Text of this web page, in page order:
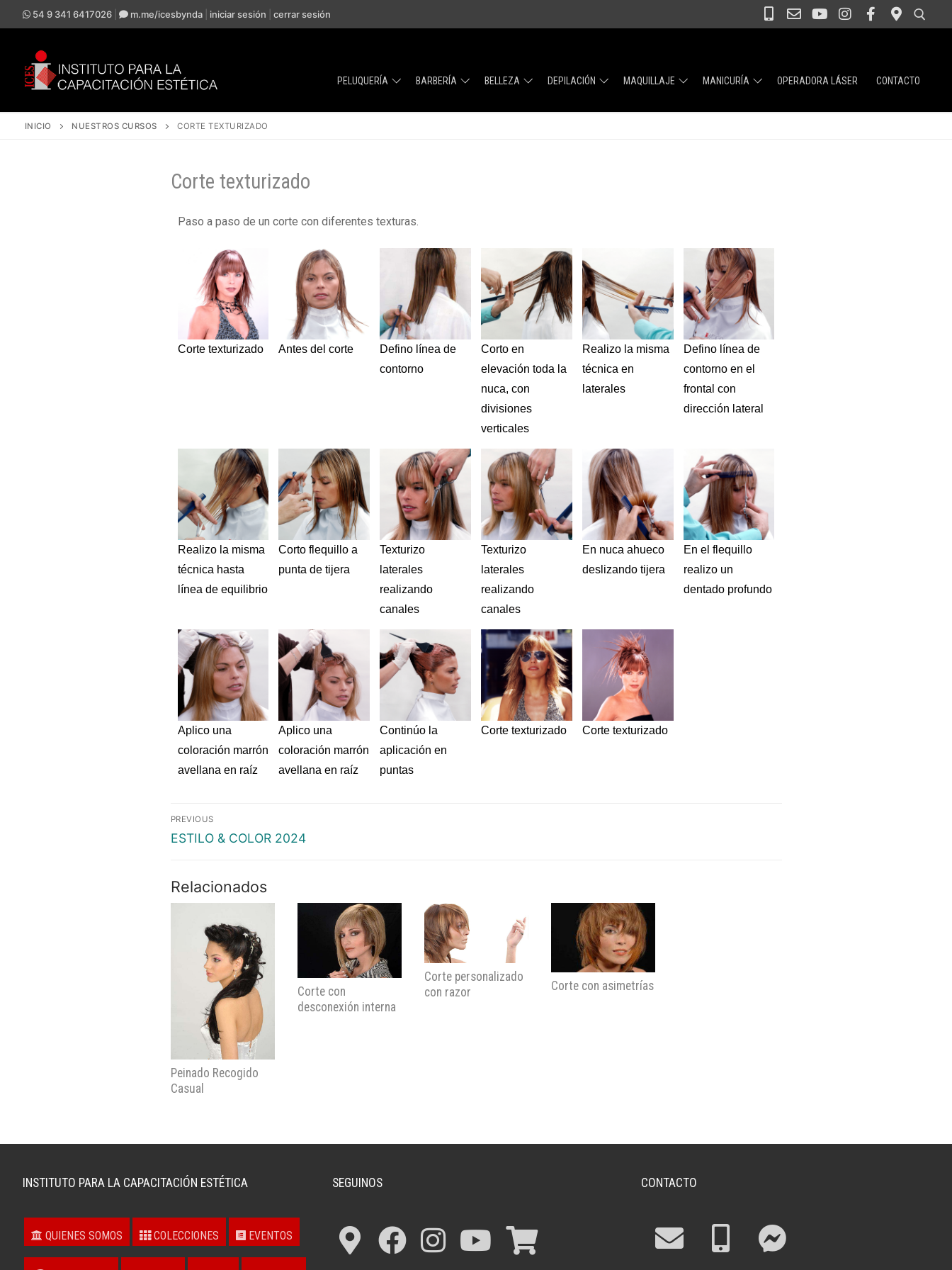
54 9 341 6417026 m.me/icesbynda iniciar sesión cerrar sesión
PELUQUERÍA BARBERÍA BELLEZA DEPILACIÓN MAQUILLAJE MANICURÍA OPERADORA LÁSER CONTACTO
INICIO NUESTROS CURSOS CORTE TEXTURIZADO
Corte texturizado
Paso a paso de un corte con diferentes texturas.
Corte texturizado Antes del corte
Defino línea de
contorno
Corto en
elevación toda la
nuca, con
divisiones
verticales
Realizo la misma
técnica en
laterales
Defino línea de
contorno en el
frontal con
dirección lateral
Realizo la misma
técnica hasta
línea de equilibrio
Corto flequillo a
punta de tijera
Texturizo
laterales
realizando
canales
Texturizo
laterales
realizando
canales
En nuca ahueco
deslizando tijera
En el flequillo
realizo un
dentado profundo
Aplico una
coloración marrón
avellana en raíz
Aplico una
coloración marrón
avellana en raíz
Continúo la
aplicación en
puntas
Corte texturizado Corte texturizado
PREVIOUS
ESTILO & COLOR 2024
Relacionados
Peinado Recogido
Casual
Corte con
desconexión interna
Corte personalizado
con razor
Corte con asimetrías
INSTITUTO PARA LA CAPACITACIÓN ESTÉTICA
QUIENES SOMOS COLECCIONES EVENTOS
SEGUINOS CONTACTO